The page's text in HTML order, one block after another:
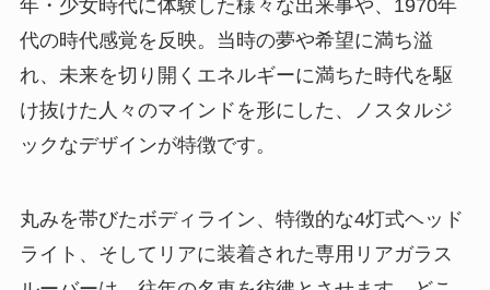
年・少女時代に体験した様々な出来事や、1970年
代の時代感覚を反映。当時の夢や希望に満ち溢
れ、未来を切り開くエネルギーに満ちた時代を駆
け抜けた人々のマインドを形にした、ノスタルジ
ックなデザインが特徴です。
丸みを帯びたボディライン、特徴的な4灯式ヘッド
ライト、そしてリアに装着された専用リアガラス